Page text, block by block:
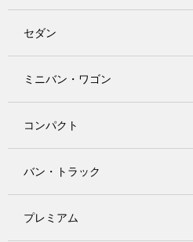
セダン
ミニバン・ワゴン
コンパクト
バン・トラック
プレミアム